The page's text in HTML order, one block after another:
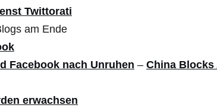
Twittorati
am Ende
Facebook nach Unruhen – China Blocks
erwachsen